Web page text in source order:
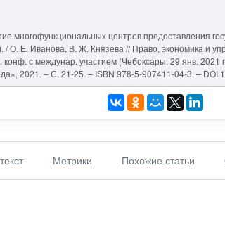
многофункциональных центров предоставления
/ О. Е. Иванова, В. Ж. Князева // Право, экономика и
конф. с междунар. участием (Чебоксары, 29 янв.
2021. – С. 21-25. – ISBN 978-5-907411-04-3. – DOI
Метрики Похожие статьи